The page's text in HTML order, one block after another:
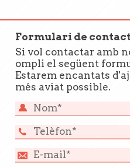
Formulari de
Si vol contactar amb
ompli el següent
Estarem encantats
més aviat possible.